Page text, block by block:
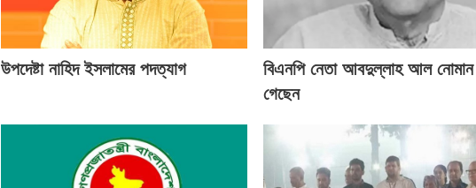
উপদেষ্টা নাহিদ ইসলামের পদত্যাগ
বিএনপি নেতা আবদুল্লাহ আল নোমান
গেছেন